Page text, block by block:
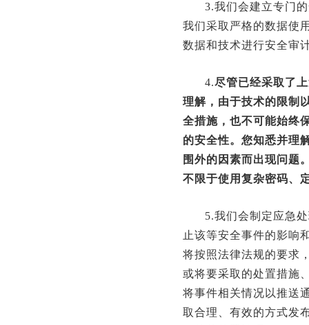
3.我们会建立专门
我们采取严格的数据使
数据和技术进行安全审
4.尽管已经采取了
理解，由于技术的限制
全措施，也不可能始终
的安全性。您知悉并理
围外的因素而出现问题
不限于使用复杂密码、
5.我们会制定应急
止该等安全事件的影响
将按照法律法规的要求
或将要采取的处置措施
将事件相关情况以推送
取合理、有效的方式发